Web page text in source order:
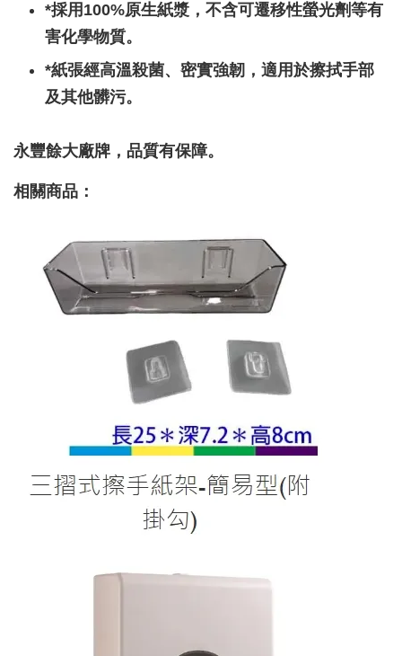
*採用100%原生紙漿，不含可遷移性螢光劑等有
害化學物質。
*紙張經高溫殺菌、密實強韌，適用於擦拭手部
及其他髒污。
永豐餘大廠牌，品質有保障。
相關商品：